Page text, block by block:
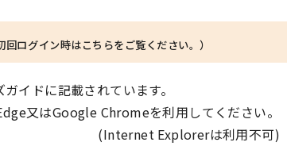
回ログイン時はこちらをご覧ください。）
イドに記載されています。
又はGoogle Chromeを利用してください。
は利用不可)